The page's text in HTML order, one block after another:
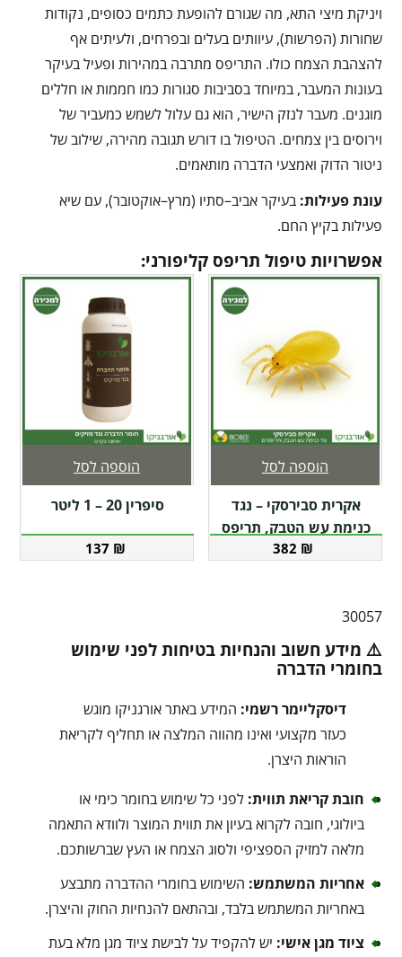
ויניקת מיצי התא, מה שגורם להופעת כתמים כסופים, נקודות
שחורות (הפרשות), עיוותים בעלים ובפרחים, ולעיתים אף
להצהבת הצמח כולו. התריפס מתרבה במהירות ופעיל בעיקר
בעונות המעבר, במיוחד בסביבות סגורות כמו חממות או חללים
מוגנים. מעבר לנזק הישיר, הוא גם עלול לשמש כמעביר של
וירוסים בין צמחים. הטיפול בו דורש תגובה מהירה, שילוב של
ניטור הדוק ואמצעי הדברה מותאמים.
עונת פעילות: בעיקר אביב–סתיו (מרץ–אוקטובר), עם שיא
פעילות בקיץ החם.
אפשרויות טיפול תריפס קליפורני:
אקרית סבירסקי – נגד
כנימת עש הטבק, תריפס
382 ₪
הוספה לסל
סיפרין 20 – 1 ליטר
137 ₪
הוספה לסל
30057
⚠️ מידע חשוב והנחיות בטיחות לפני שימוש
בחומרי הדברה
דיסקליימר רשמי: המידע באתר אורגניקו מוגש
כעזר מקצועי ואינו מהווה המלצה או תחליף לקריאת
הוראות היצרן.
חובת קריאת תווית: לפני כל שימוש בחומר כימי או
ביולוגי, חובה לקרוא בעיון את תווית המוצר ולוודא התאמה
מלאה למזיק הספציפי ולסוג הצמח או העץ שברשותכם.
אחריות המשתמש: השימוש בחומרי ההדברה מתבצע
באחריות המשתמש בלבד, ובהתאם להנחיות החוק והיצרן.
ציוד מגן אישי: יש להקפיד על לבישת ציוד מגן מלא בעת